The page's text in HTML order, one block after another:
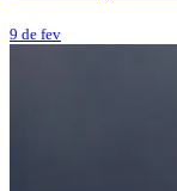
9 de fev